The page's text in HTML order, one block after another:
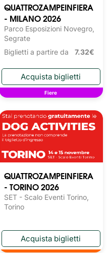
QUATTROZAMPEINFIERA
- MILANO 2026
Parco Esposizioni Novegro,
Segrate
Biglietti a partire da 7.32€
Fiere
QUATTROZAMPEINFIERA
- TORINO 2026
SET - Scalo Eventi Torino,
Torino